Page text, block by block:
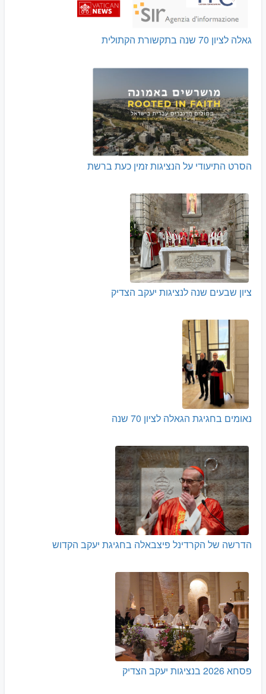
גאלה לציון 70 שנה בתקשורת הקתולית
הסרט התיעודי על הנציגות זמין כעת ברשת
ציון שבעים שנה לנציגות יעקב הצדיק
נאומים בחגיגת הגאלה לציון 70 שנה
הדרשה של הקרדינל פיצבאלה בחגיגת יעקב הקדוש
פסחא 2026 בנציגות יעקב הצדיק